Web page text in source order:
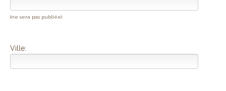
(ne sera pas publiée)
Ville: